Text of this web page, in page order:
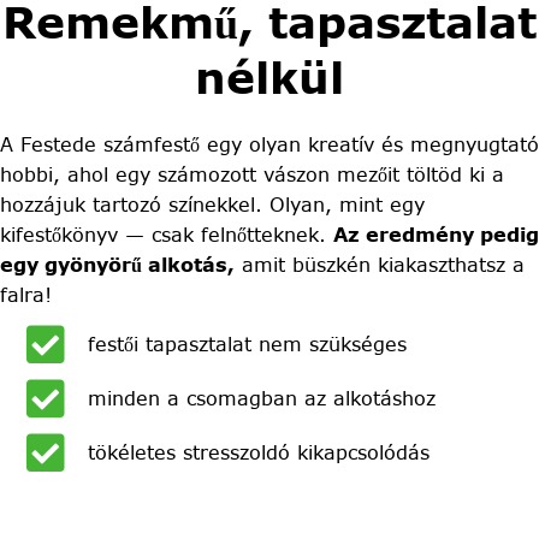
Remekmű, tapasztalat
nélkül
A Festede számfestő egy olyan kreatív és megnyugtató
hobbi, ahol egy számozott vászon mezőit töltöd ki a
hozzájuk tartozó színekkel. Olyan, mint egy
kifestőkönyv — csak felnőtteknek. Az eredmény pedig
egy gyönyörű alkotás, amit büszkén kiakaszthatsz a
falra!
festői tapasztalat nem szükséges
minden a csomagban az alkotáshoz
tökéletes stresszoldó kikapcsolódás